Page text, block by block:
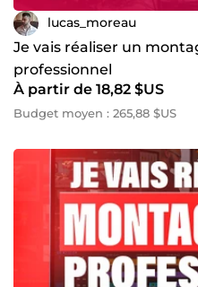
lucas_moreau
Je vais réaliser un
professionnel
À partir de 18,82 $US
Budget moyen : 265,88 $US